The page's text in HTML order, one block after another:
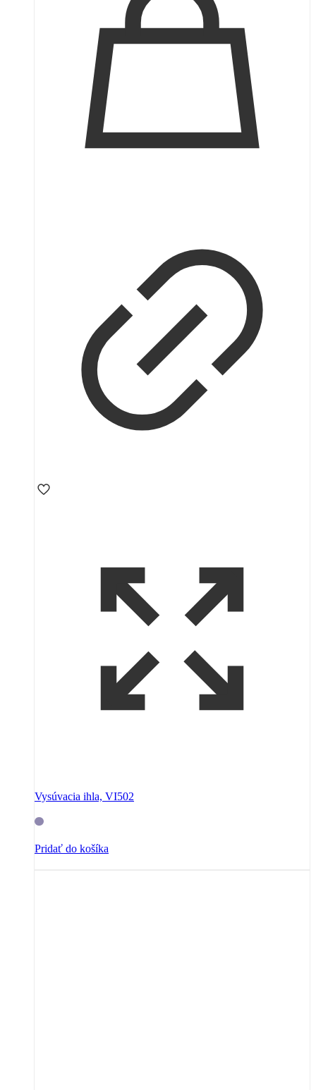
Vysúvacia ihla, VI502
Pridať do košíka